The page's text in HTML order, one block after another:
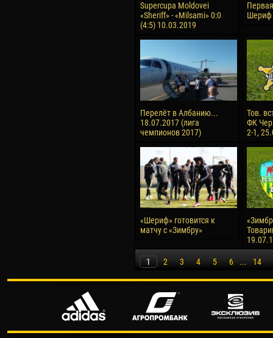
Supercupa Moldovei
«Sheriff» - «Milsami» 0:0
(4:5) 10.03.2019
Шериф
Перелёт в Албанию...
18.07.2017 (лига
чемпионов 2017)
Тов.
ФК
2-1,
«Шериф» готовится к
матчу с «Зимбру»
1 2 3 4 5 6 ... 14